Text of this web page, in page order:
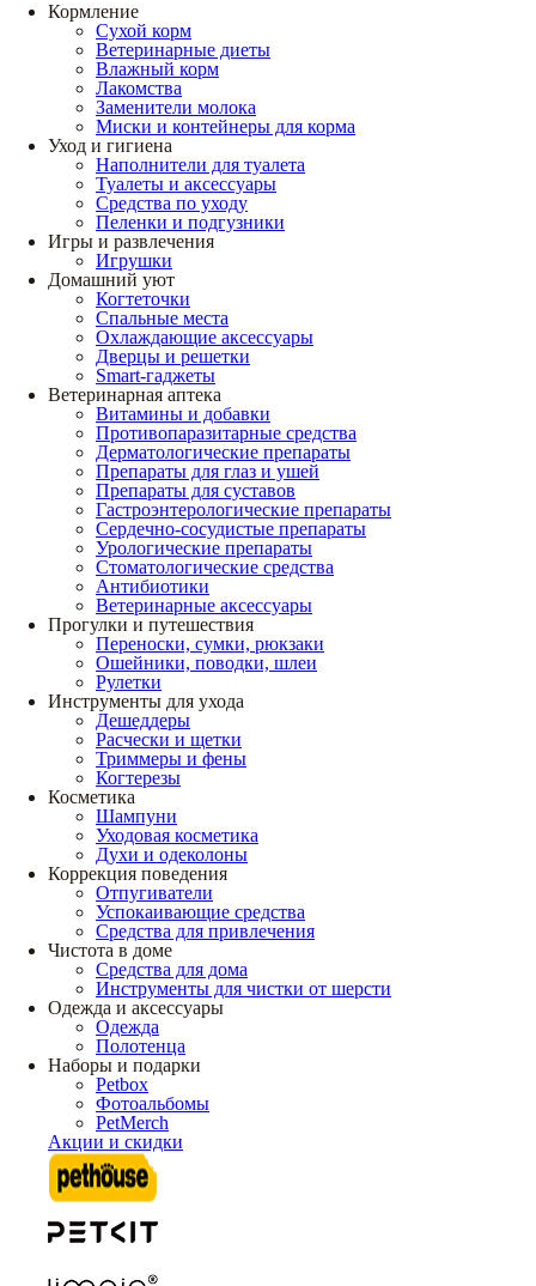
Кормление
Сухой корм
Ветеринарные диеты
Влажный корм
Лакомства
Заменители молока
Миски и контейнеры для корма
Уход и гигиена
Наполнители для туалета
Туалеты и аксессуары
Средства по уходу
Пеленки и подгузники
Игры и развлечения
Игрушки
Домашний уют
Когтеточки
Спальные места
Охлаждающие аксессуары
Дверцы и решетки
Smart-гаджеты
Ветеринарная аптека
Витамины и добавки
Противопаразитарные средства
Дерматологические препараты
Препараты для глаз и ушей
Препараты для суставов
Гастроэнтерологические препараты
Сердечно-сосудистые препараты
Урологические препараты
Стоматологические средства
Антибиотики
Ветеринарные аксессуары
Прогулки и путешествия
Переноски, сумки, рюкзаки
Ошейники, поводки, шлеи
Рулетки
Инструменты для ухода
Дешеддеры
Расчески и щетки
Триммеры и фены
Когтерезы
Косметика
Шампуни
Уходовая косметика
Духи и одеколоны
Коррекция поведения
Отпугиватели
Успокаивающие средства
Средства для привлечения
Чистота в доме
Средства для дома
Инструменты для чистки от шерсти
Одежда и аксессуары
Одежда
Полотенца
Наборы и подарки
Petbox
Фотоальбомы
PetMerch
Акции и скидки